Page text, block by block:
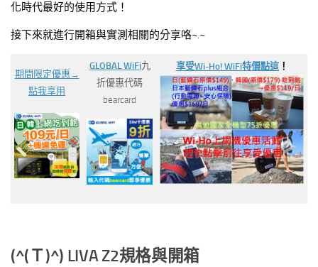
化時代最好的使用方式！
接下來就進行開箱與實測相關的分享咯~.~
期間限定優惠→
點我享用
GLOBAL WiFi九
折優惠代碼
bearcard
享受Wi-Ho! WiFi特價點這！
(^(Ｔ)^) LIVA Z2規格與開箱